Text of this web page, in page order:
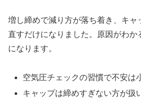
増し締めで減り方が落ち着き、キャ
直すだけになりました。原因がわか
になります。
空気圧チェックの習慣で不安は
キャップは締めすぎない方が扱